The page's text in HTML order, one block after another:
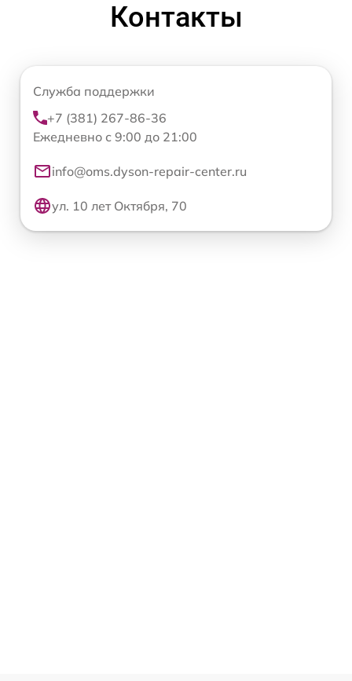
Контакты
Служба поддержки
+7 (381) 267-86-36
Ежедневно с 9:00 до 21:00
info@oms.dyson-repair-center.ru
ул. 10 лет Октября, 70